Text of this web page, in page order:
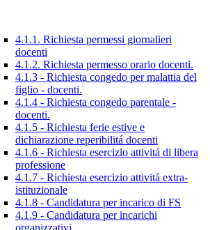
4.1.1. Richiesta permessi giornalieri
docenti
4.1.2. Richiesta permesso orario docenti.
4.1.3 - Richiesta congedo per malattia del
figlio - docenti.
4.1.4 - Richiesta congedo parentale -
docenti.
4.1.5 - Richiesta ferie estive e
dichiarazione reperibilitá docenti
4.1.6 - Richiesta esercizio attivitá di libera
professione
4.1.7 - Richiesta esercizio attivitá extra-
istituzionale
4.1.8 - Candidatura per incarico di FS
4.1.9 - Candidatura per incarichi